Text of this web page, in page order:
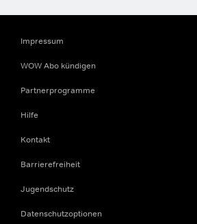
Impressum
WOW Abo kündigen
Partnerprogramme
Hilfe
Kontakt
Barrierefreiheit
Jugendschutz
Datenschutzoptionen